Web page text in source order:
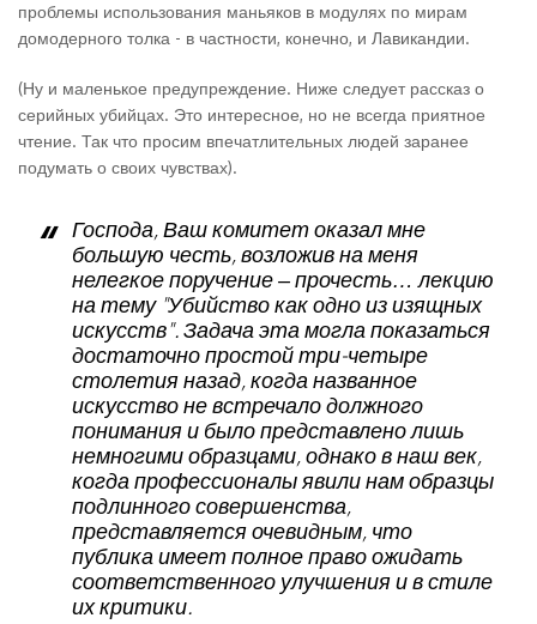
проблемы использования маньяков в модулях по мирам
домодерного толка - в частности, конечно, и Лавикандии.
(Ну и маленькое предупреждение. Ниже следует рассказ о
серийных убийцах. Это интересное, но не всегда приятное
чтение. Так что просим впечатлительных людей заранее
подумать о своих чувствах).
Господа, Ваш комитет оказал мне
большую честь, возложив на меня
нелегкое поручение – прочесть… лекцию
на тему "Убийство как одно из изящных
искусств". Задача эта могла показаться
достаточно простой три-четыре
столетия назад, когда названное
искусство не встречало должного
понимания и было представлено лишь
немногими образцами, однако в наш век,
когда профессионалы явили нам образцы
подлинного совершенства,
представляется очевидным, что
публика имеет полное право ожидать
соответственного улучшения и в стиле
их критики.